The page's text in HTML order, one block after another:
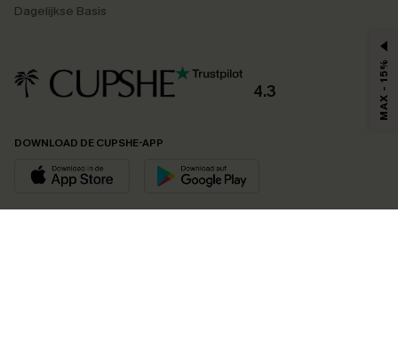
Dagelijkse Basis
4.3
DOWNLOAD DE CUPSHE-APP
MAX - 15%